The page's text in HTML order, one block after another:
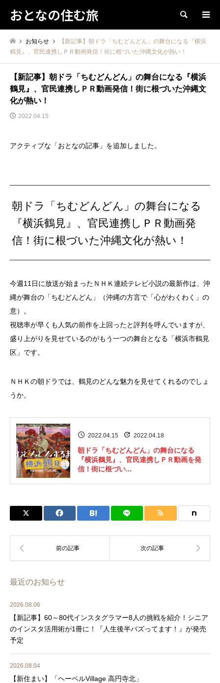
おとなの住む旅 検索
お知らせ
【新記事】朝ドラ「ちむどんどん」の舞台になる『横浜
鶴見』、官民連携しＰＲ動画発信！街に根づいた沖縄文化が熱い！
【新記事】朝ドラ「ちむどんどん」の舞台になる『横浜
鶴見』、官民連携しＰＲ動画発信！街に根づいた沖縄文
化が熱い！
2022.04.15
アクティブな「おとなの記事」を追加しました。
朝ドラ「ちむどんどん」の舞台になる
『横浜鶴見』、官民連携しＰＲ動画発
信！街に根づいた沖縄文化が熱い！
今週11日に放送が始まったＮＨＫ連続テレビ小説の最新作は、沖
縄が舞台の「ちむどんどん」（沖縄の方言で「心がわくわく」の
意）。
視聴率が早くも人気の前作を上回ったと評判を呼んでいますが、
盛り上がりを見せているのがもう一つの舞台となる「横浜市鶴見
区」です。
ＮＨＫの朝ドラでは、鶴見のどんな魅力を見せてくれるのでしょ
うか。
2022.04.15 2022.04.18
朝ドラ「ちむどんどん」の舞台になる
『横浜鶴見』、官民連携しＰＲ動画を発
信！街に根づい...
最近のお知らせ
2026.08.06
【新記事】60～80代インスタグラマー8人の挑戦を紹介！シニア
のインスタ活用術が1冊に！『人生後半バズってます！』が発売
予定
2026.08.04
【新住まい】「ヘーベルVillage 高円寺北」